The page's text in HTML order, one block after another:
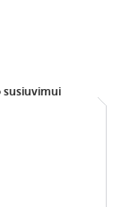
susiuvimui